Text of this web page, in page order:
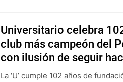
Universitario celebra
club más campeón del
con ilusión de seguir
La ‘U’ cumple 102 años de